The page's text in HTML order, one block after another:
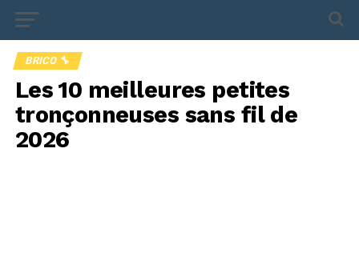
BRICO 🔧
Les 10 meilleures petites
tronçonneuses sans fil de
2026